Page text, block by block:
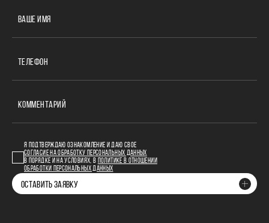
ВАШЕ ИМЯ
ТЕЛЕФОН
КОММЕНТАРИЙ
Я ПОДТВЕРЖДАЮ ОЗНАКОМЛЕНИЕ И ДАЮ СВОЕ
СОГЛАСИЕ НА ОБРАБОТКУ ПЕРСОНАЛЬНЫХ ДАННЫХ
В ПОРЯДКЕ И НА УСЛОВИЯХ, В
ПОЛИТИКЕ В ОТНОШЕНИИ
ОБРАБОТКИ ПЕРСОНАЛЬНЫХ ДАННЫХ
ОСТАВИТЬ ЗАЯВКУ